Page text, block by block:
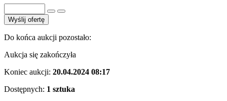
Wyślij ofertę
Do końca aukcji pozostało:
Aukcja się zakończyła
Koniec aukcji: 20.04.2024 08:17
Dostępnych: 1 sztuka